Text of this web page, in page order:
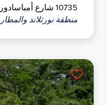
10735 شارع أمباسادور شمال غرب،
منطقة نورثلاند والمطار